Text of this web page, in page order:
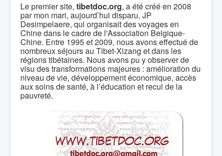
Le premier site, tibetdoc.org, a été créé en 2008
par mon mari, aujourd’hui disparu, JP
Desimpelaere, qui organisait des voyages en
Chine dans le cadre de l'Association Belgique-
Chine. Entre 1995 et 2009, nous avons effectué de
nombreux séjours au Tibet-Xizang et dans les
régions tibétaines. Nous avons pu y observer de
visu des transformations majeures : amélioration du
niveau de vie, développement économique, accès
aux soins de santé, à l’éducation et recul de la
pauvreté.